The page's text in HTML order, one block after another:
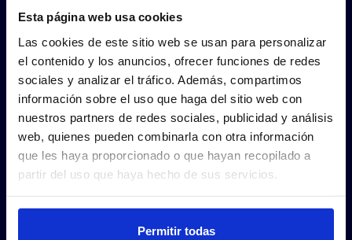
Esta página web usa cookies
Las cookies de este sitio web se usan para personalizar
el contenido y los anuncios, ofrecer funciones de redes
sociales y analizar el tráfico. Además, compartimos
información sobre el uso que haga del sitio web con
nuestros partners de redes sociales, publicidad y análisis
web, quienes pueden combinarla con otra información
que les haya proporcionado o que hayan recopilado a
partir del uso que haya hecho de sus servicios.
Permitir todas